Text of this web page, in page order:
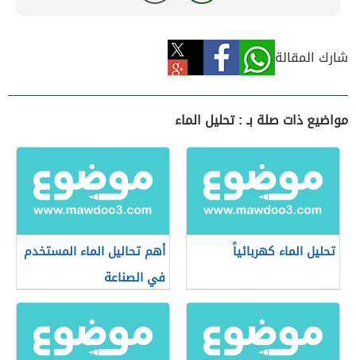
شارك المقالة
مواضيع ذات صلة بـ : تحليل الماء
تحليل الماء كهربائياً
أهم تحاليل الماء المستخدم
في الصناعة